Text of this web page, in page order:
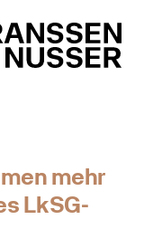
mehr
LkSG-